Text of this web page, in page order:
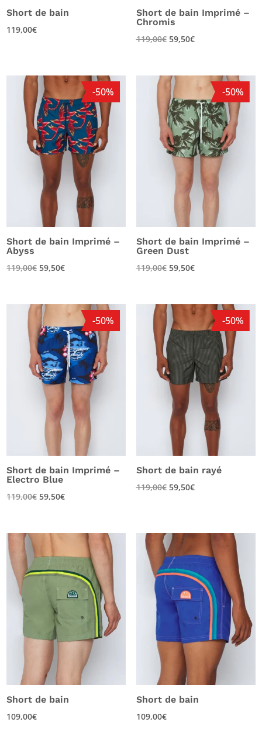
Short de bain
119,00€
Short de bain Imprimé –
Chromis
119,00€ 59,50€
-50%
Short de bain Imprimé –
Abyss
119,00€ 59,50€
-50%
Short de bain Imprimé –
Green Dust
119,00€ 59,50€
-50%
Short de bain Imprimé –
Electro Blue
119,00€ 59,50€
-50%
Short de bain rayé
119,00€ 59,50€
Short de bain
109,00€
Short de bain
109,00€